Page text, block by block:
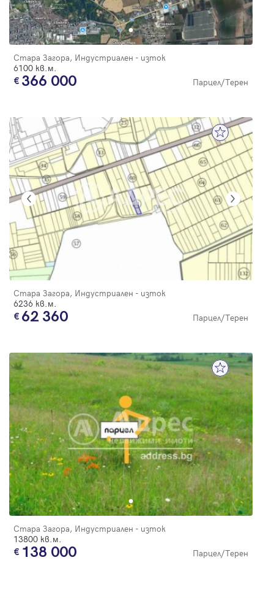
Стара Загора, Индустриален - изток
6100 кв.м.
366 000 Парцел/Терен
Стара Загора, Индустриален - изток
6236 кв.м.
62 360 Парцел/Терен
Стара Загора, Индустриален - изток
13800 кв.м.
138 000 Парцел/Терен